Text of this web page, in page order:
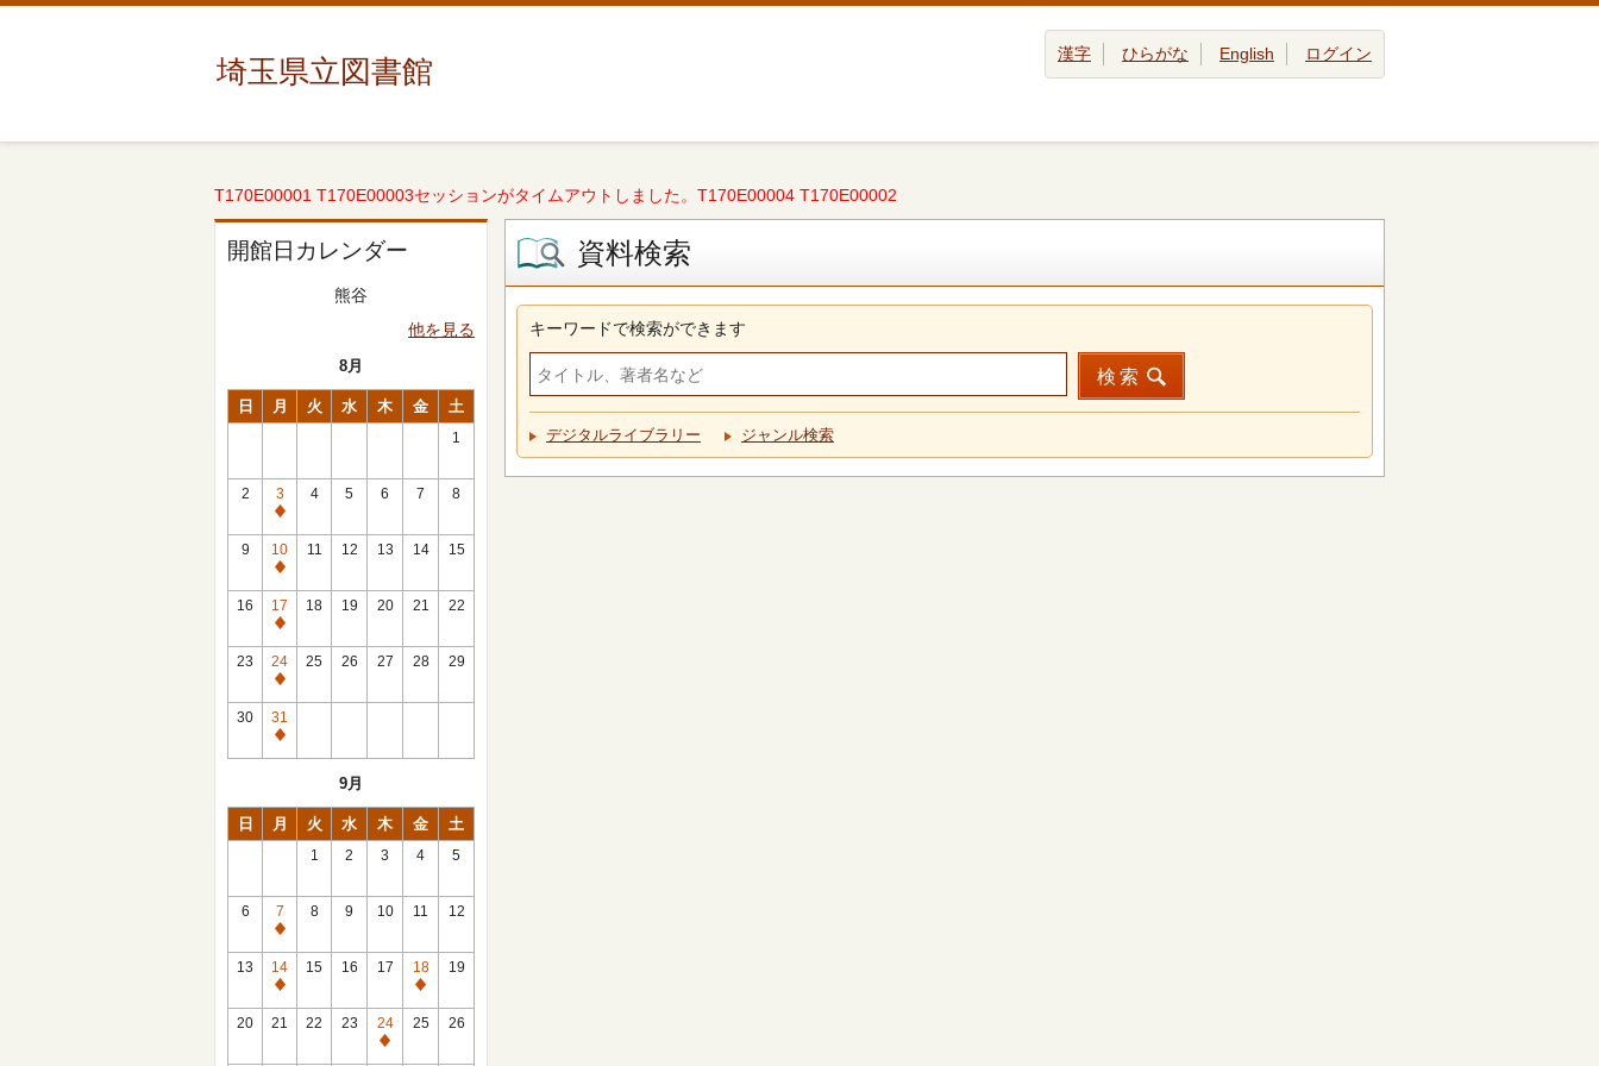
埼玉県立図書館 漢字 ひらがな English ログイン
T170E00001 T170E00003セッションがタイムアウトしました。T170E00004 T170E00002
開館日カレンダー
熊谷
他を見る
8月
日 月 火 水 木 金 土
1
2
3
休
館
日
4 5 6 7 8
9
10
休
館
日
11 12 13 14 15
16
17
休
館
日
18 19 20 21 22
23
24
休
館
日
25 26 27 28 29
30
31
休
9月
日 月 火 水 木 金 土
1 2 3 4 5
6
7
休
館
日
8 9 10 11 12
13
14
休
館
15 16 17
18
休
館
19
20 21 22 23
24
休
25 26
資料検索
キーワードで検索ができます
検索
デジタルライブラリー ジャンル検索